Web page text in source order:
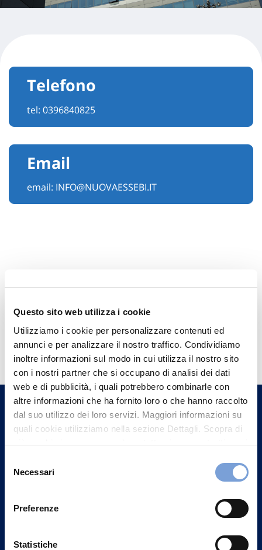
Questo sito web utilizza i cookie
Utilizziamo i cookie per personalizzare contenuti ed
annunci e per analizzare il nostro traffico. Condividiamo
inoltre informazioni sul modo in cui utilizza il nostro sito
con i nostri partner che si occupano di analisi dei dati
web e di pubblicità, i quali potrebbero combinarle con
altre informazioni che ha fornito loro o che hanno raccolto
dal suo utilizzo dei loro servizi. Maggiori informazioni su
quali cookie utilizziamo nella sezione Dettagli. Scopra di
più su chi siamo, come può contattarci e come trattiamo i
può trovare nel footer del sito nella sezione "Informativa
delNecessari
Preferenze
Statistiche
Telefono
tel: 0396840825
Email
email: INFO@NUOVAESSEBI.IT
Hai bisogno di
informazioni?
Trova l'Agenzia più vicina a te e parla con
un nostro Agente.
Contattaci